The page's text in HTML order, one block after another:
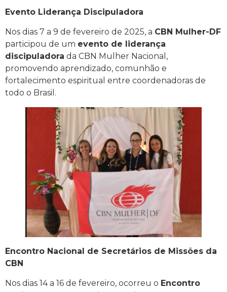
Evento Liderança Discipuladora
Nos dias 7 a 9 de fevereiro de 2025, a CBN Mulher-DF
participou de um evento de liderança
discipuladora da CBN Mulher Nacional,
promovendo aprendizado, comunhão e
fortalecimento espiritual entre coordenadoras de
todo o Brasil.
Encontro Nacional de Secretários de Missões da
CBN
Nos dias 14 a 16 de fevereiro, ocorreu o Encontro